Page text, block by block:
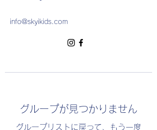
info@skyikids.com
グループが見つかりません
グループリストに戻って、もう一度